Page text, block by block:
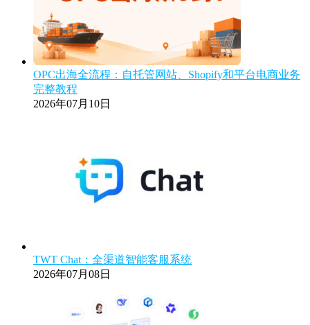
OPC出海全流程：自托管网站、Shopify和平台电商业务
完整教程
2026年07月10日
TWT Chat：全渠道智能客服系统
2026年07月08日